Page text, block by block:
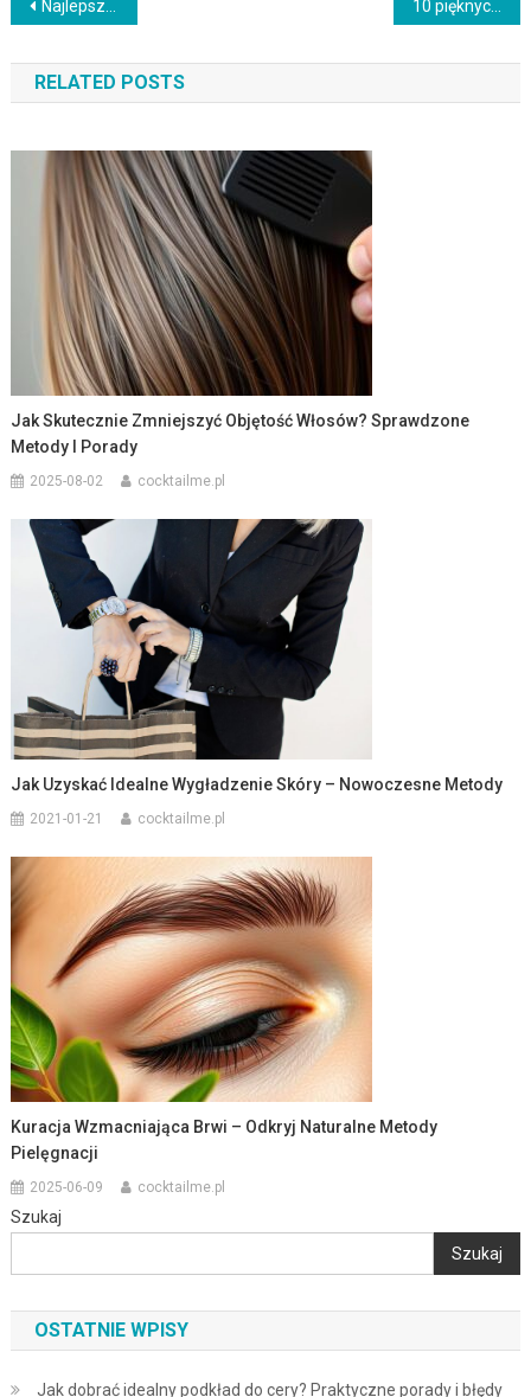
wpisu
Najlepszy pierścień zmieniający kolor Gdzie kupić? 10 pięknych diamentowych pierścionków
RELATED POSTS
Jak Skutecznie Zmniejszyć Objętość Włosów? Sprawdzone
Metody I Porady
2025-08-02 cocktailme.pl
Jak Uzyskać Idealne Wygładzenie Skóry – Nowoczesne Metody
2021-01-21 cocktailme.pl
Kuracja Wzmacniająca Brwi – Odkryj Naturalne Metody
Pielęgnacji
2025-06-09 cocktailme.pl
Szukaj
Szukaj
OSTATNIE WPISY
Jak dobrać idealny podkład do cery? Praktyczne porady i błędy